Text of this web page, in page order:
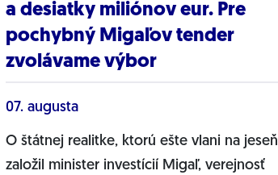
a desiatky miliónov eur. Pre
pochybný Migaľov tender
zvolávame výbor
07. augusta
O štátnej realitke, ktorú ešte vlani na jeseň
založil minister investícií Migaľ, verejnosť